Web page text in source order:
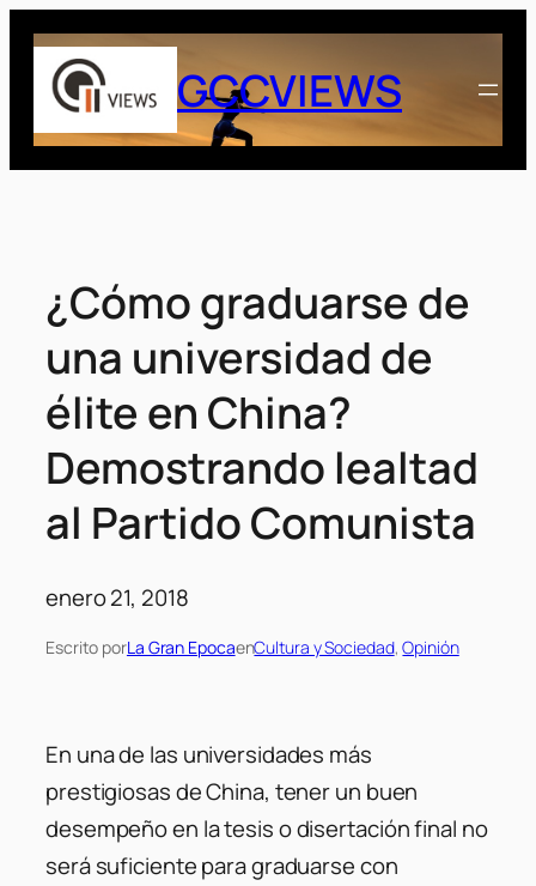
Saltar
contenido
GCCVIEWS
¿Cómo graduarse de
una universidad de
élite en China?
Demostrando lealtad
al Partido Comunista
enero 21, 2018
Escrito porLa Gran EpocaenCultura y Sociedad, Opinión
En una de las universidades más
prestigiosas de China, tener un buen
desempeño en la tesis o disertación final no
será suficiente para graduarse con